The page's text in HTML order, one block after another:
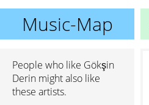
Music-Map
People who like Gökşin
Derin might also like
these artists.